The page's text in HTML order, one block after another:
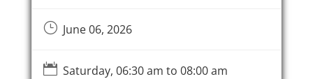
}June 06, 2026
 Saturday, 06:30 am to 08:00 am